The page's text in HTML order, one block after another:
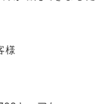
様